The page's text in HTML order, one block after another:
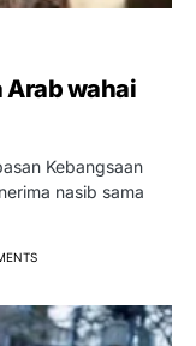
Arab wahai
Kebangsaan
nasib sama